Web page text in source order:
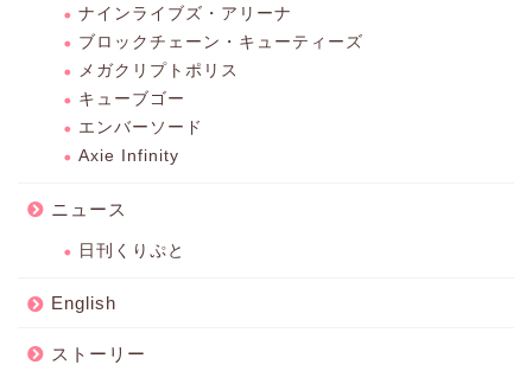
ナインライブズ・アリーナ
ブロックチェーン・キューティーズ
メガクリプトポリス
キューブゴー
エンバーソード
Axie Infinity
ニュース
日刊くりぷと
English
ストーリー